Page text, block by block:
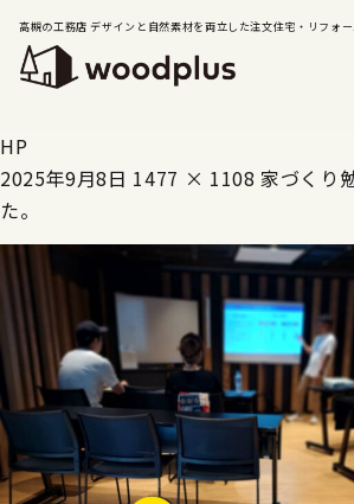
高槻の工務店 デザインと自然素材を両立した注文住宅・リフォ
HP
2025年9月8日 1477 × 1108 家づくり
た。